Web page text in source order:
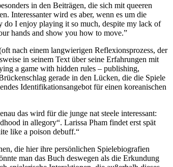
in den Beiträgen, die sich mit queeren
Interessanter wird es aber, wenn es um die
do I enjoy playing it so much, despite my lack of
hands and show you how to move.”
nach einem langwierigen Reflexionsprozess, der
in seinem Text über seine Erfahrungen mit
a game with hidden rules – publishing,
gerade in den Lücken, die die Spiele
Identifikationsangebot für einen koreanischen
das wird für die junge nat steele interessant:
in allegory“. Larissa Pham findet erst spät
like a poison debuff.“
die hier ihre persönlichen Spielebiografien
man das Buch deswegen als die Erkundung